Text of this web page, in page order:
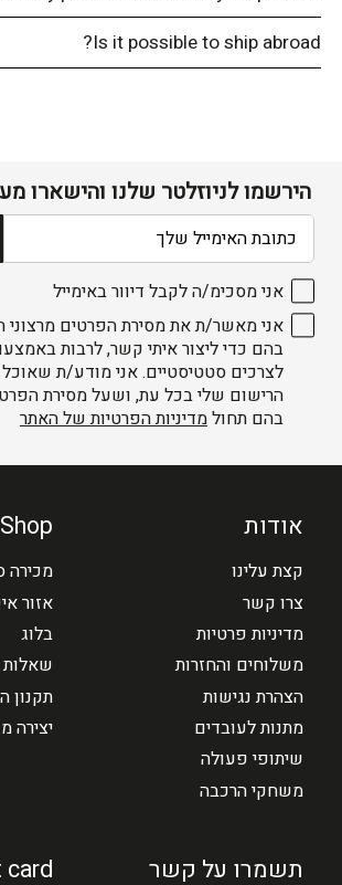
Is it possible to ship abroad?
הירשמו לניוזלטר שלנו והישארו
דוא׳׳ל
אני מסכימ/ה לקבל דיוור באימייל
אני מאשר/ת את מסירת הפרטים מרצוני
בהם כדי ליצור איתי קשר, לרבות
לצרכים סטטיסטיים. אני מודע/ת
הרישום שלי בכל עת, ושעל מסירת
בהם תחולמדיניות הפרטיות של האתר
אודות
קצת עלינו
צרו קשר
מדיניות פרטיות
משלוחים והחזרות
הצהרת נגישות
מתנות לעובדים
שיתופי פעולה
משחקי הרכבה
Shop
מכירה
אזור
בלוג
שאלות
תקנון
יצירה
תשמרו על קשר